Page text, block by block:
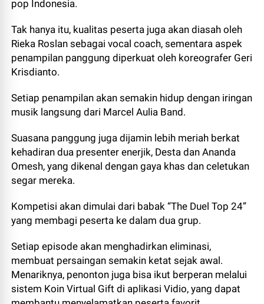
pop Indonesia.
Tak hanya itu, kualitas peserta juga akan diasah oleh
Rieka Roslan sebagai vocal coach, sementara aspek
penampilan panggung diperkuat oleh koreografer Geri
Krisdianto.
Setiap penampilan akan semakin hidup dengan iringan
musik langsung dari Marcel Aulia Band.
Suasana panggung juga dijamin lebih meriah berkat
kehadiran dua presenter enerjik, Desta dan Ananda
Omesh, yang dikenal dengan gaya khas dan celetukan
segar mereka.
Kompetisi akan dimulai dari babak “The Duel Top 24”
yang membagi peserta ke dalam dua grup.
Setiap episode akan menghadirkan eliminasi,
membuat persaingan semakin ketat sejak awal.
Menariknya, penonton juga bisa ikut berperan melalui
sistem Koin Virtual Gift di aplikasi Vidio, yang dapat